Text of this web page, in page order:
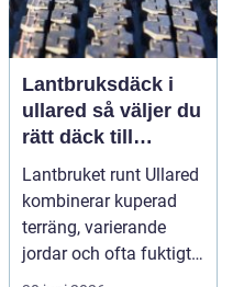
Lantbruksdäck i
ullared så väljer du
rätt däck till
gårdens maskiner
Lantbruket runt Ullared
kombinerar kuperad
terräng, varierande
jordar och ofta fuktigt
väder. Valet ...